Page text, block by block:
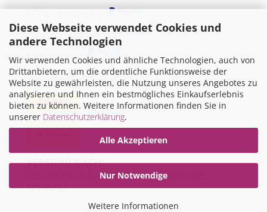
Diese Webseite verwendet Cookies und
andere Technologien
Wir verwenden Cookies und ähnliche Technologien, auch von
Drittanbietern, um die ordentliche Funktionsweise der
Website zu gewährleisten, die Nutzung unseres Angebotes zu
analysieren und Ihnen ein bestmögliches Einkaufserlebnis
bieten zu können. Weitere Informationen finden Sie in
unserer Datenschutzerklärung.
Alle Akzeptieren
Nur Notwendige
Weitere Informationen
"Später bezahlen" via
Kreditkarte via
WIR VERSENDEN MIT
VERSAND NACH:
DEUTSCHLAND, ÖSTERREICH UND IN DIE
SCHWEIZ